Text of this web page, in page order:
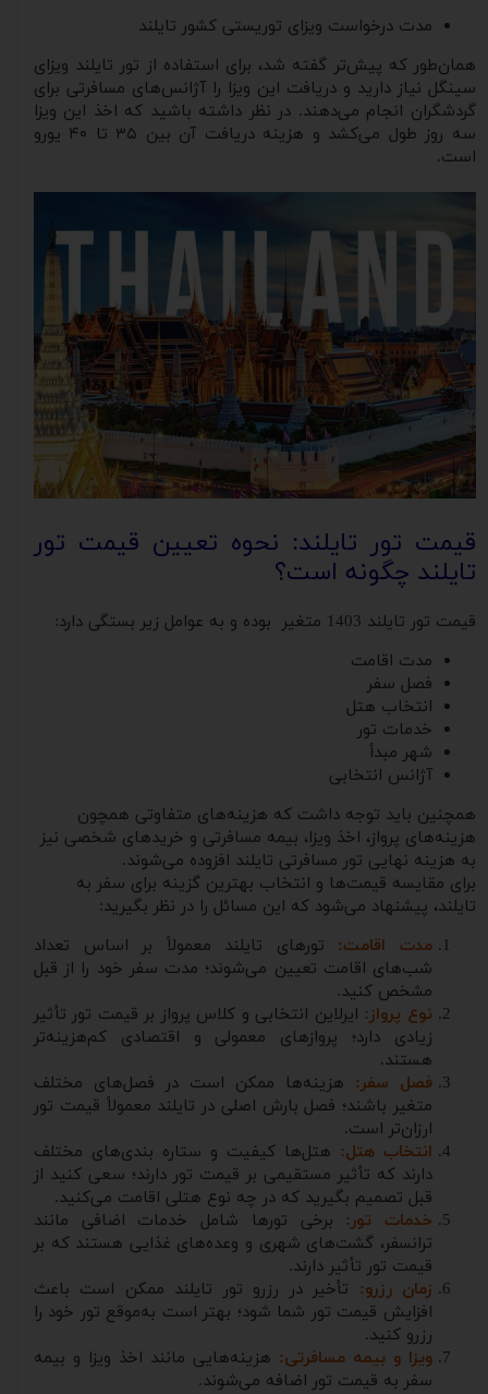
مدت درخواست ویزای توریستی کشور تایلند
همان‌طور که پیش‌تر گفته شد، برای استفاده از تور تایلند ویزای
سینگل نیاز دارید و دریافت این ویزا را آژانس‌های مسافرتی برای
گردشگران انجام می‌دهند. در نظر داشته باشید که اخذ این ویزا
سه روز طول می‌کشد و هزینه دریافت آن بین ۳۵ تا ۴۰ یورو
است.
قیمت تور تایلند: نحوه تعیین قیمت تور
تایلند چگونه است؟
قیمت تور تایلند 1403 متغیر بوده و به عوامل زیر بستگی دارد:
مدت اقامت
فصل سفر
انتخاب هتل
خدمات تور
شهر مبدأ
آژانس انتخابی
همچنین باید توجه داشت که هزینه‌های متفاوتی همچون
هزینه‌های پرواز، اخذ ویزا، بیمه مسافرتی و خریدهای شخصی نیز
به هزینه نهایی تور مسافرتی تایلند افزوده می‌شوند.
برای مقایسه قیمت‌ها و انتخاب بهترین گزینه برای سفر به
تایلند، پیشنهاد می‌شود که این مسائل را در نظر بگیرید:
مدت اقامت: تورهای تایلند معمولاً بر اساس تعداد
شب‌های اقامت تعیین می‌شوند؛ مدت سفر خود را از قبل
مشخص کنید.
نوع پرواز: ایرلاین انتخابی و کلاس پرواز بر قیمت تور تأثیر
زیادی دارد؛ پروازهای معمولی و اقتصادی کم‌هزینه‌تر
هستند.
فصل سفر: هزینه‌ها ممکن است در فصل‌های مختلف
متغیر باشند؛ فصل بارش اصلی در تایلند معمولاً قیمت تور
ارزان‌تر است.
انتخاب هتل: هتل‌ها کیفیت و ستاره بندی‌های مختلف
دارند که تأثیر مستقیمی بر قیمت تور دارند؛ سعی کنید از
قبل تصمیم بگیرید که در چه نوع هتلی اقامت می‌کنید.
خدمات تور: برخی تورها شامل خدمات اضافی مانند
ترانسفر، گشت‌های شهری و وعده‌های غذایی هستند که بر
قیمت تور تأثیر دارند.
زمان رزرو: تأخیر در رزرو تور تایلند ممکن است باعث
افزایش قیمت تور شما شود؛ بهتر است به‌موقع تور خود را
رزرو کنید.
ویزا و بیمه مسافرتی: هزینه‌هایی مانند اخذ ویزا و بیمه
سفر به قیمت تور اضافه می‌شوند.